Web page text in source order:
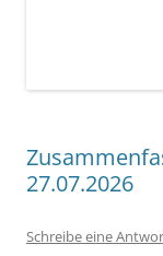
27.07.2026
Schreibe eine